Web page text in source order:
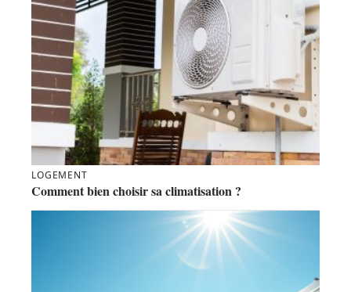
LOGEMENT
Comment bien choisir sa climatisation ?